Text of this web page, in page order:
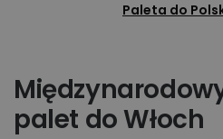
Paleta do
palet do Włoch